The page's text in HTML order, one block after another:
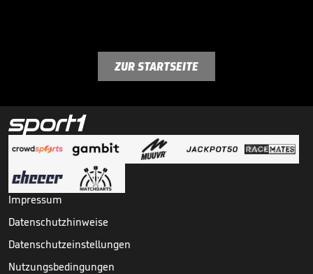
ZUR STARTSEITE
Impressum
Datenschutzhinweise
Datenschutzeinstellungen
Nutzungsbedingungen